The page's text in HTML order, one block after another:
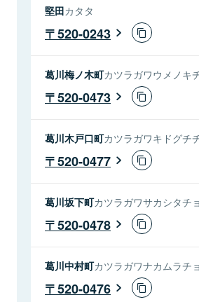
堅田カタタ
520-0243
葛川梅ノ木町カツラガワウメノキ
520-0473
葛川木戸口町カツラガワキドグチ
520-0477
葛川坂下町カツラガワサカシタチ
520-0478
葛川中村町カツラガワナカムラチ
520-0476